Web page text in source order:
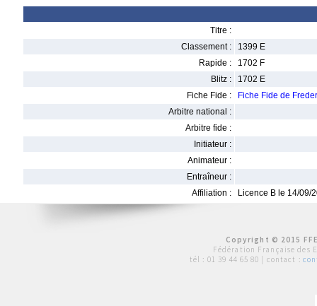
Titre :
Classement :
1399 E
Rapide :
1702 F
Blitz :
1702 E
Fiche Fide :
Fiche Fide de
Arbitre national :
Arbitre fide :
Initiateur :
Animateur :
Entraîneur :
Affiliation :
Licence B le 14/09/
Copyright © 2015
Fédération Française des
tél : 01 39 44 65 80 | contact :